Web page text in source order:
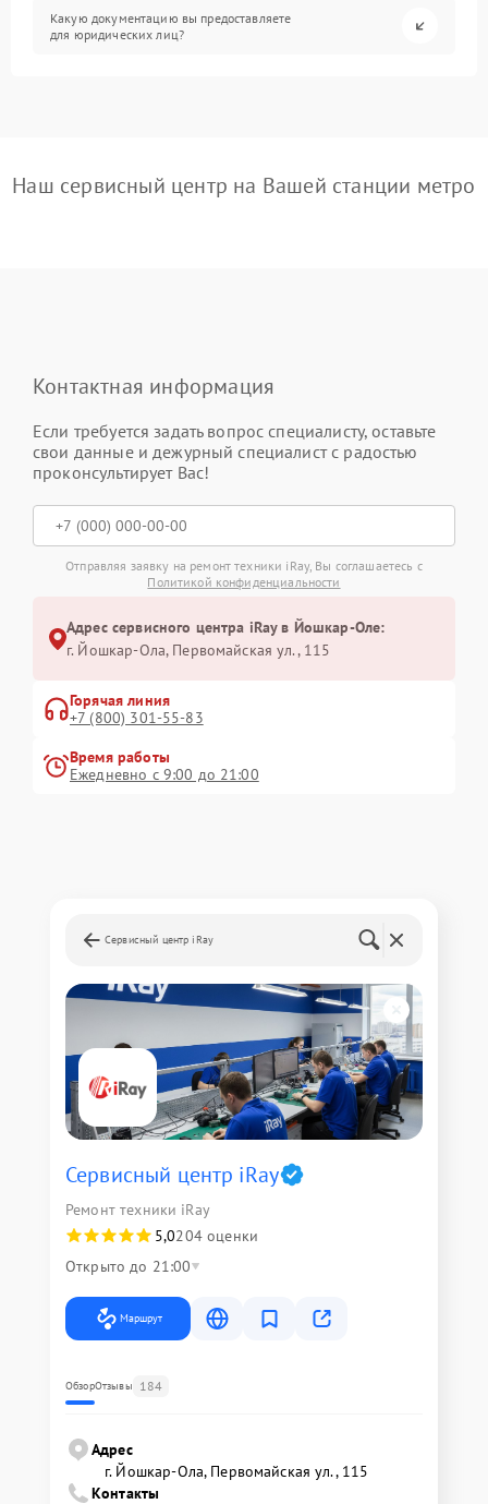
Какую документацию вы предоставляете
для юридических лиц?
Наш сервисный центр на Вашей станции метро
Контактная информация
Если требуется задать вопрос специалисту, оставьте
свои данные и дежурный специалист с радостью
проконсультирует Вас!
Отправляя заявку на ремонт техники iRay, Вы соглашаетесь с
Политикой конфиденциальности
Адрес сервисного центра iRay в Йошкар-Оле:
г. Йошкар-Ола, Первомайская ул., 115
Горячая линия
+7 (800) 301-55-83
Время работы
Ежедневно с 9:00 до 21:00
Сервисный центр iRay
Сервисный центр iRay
Ремонт техники iRay
5,0204 оценки
Открыто до 21:00
Маршрут
ОбзорОтзывы 184
Адрес
г. Йошкар-Ола, Первомайская ул., 115
Контакты